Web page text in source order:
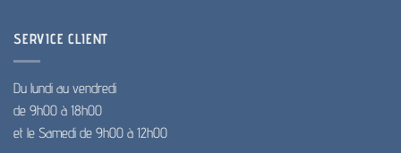
SERVICE CLIENT
Du lundi au vendredi
de 9h00 à 18h00
et le Samedi de 9h00 à 12h00